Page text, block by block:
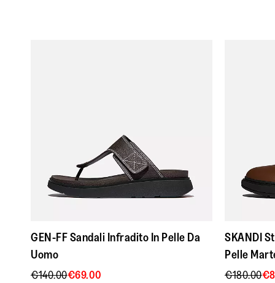
GEN-FF Sandali Infradito In Pelle Da
Uomo
€140.00€69.00
SKANDI
Pelle
€180.00